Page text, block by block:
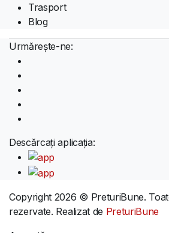
Trasport
Blog
Urmărește-ne:
Descărcați aplicația:
Copyright 2026 © PreturiBune.
rezervate. Realizat de PreturiBune